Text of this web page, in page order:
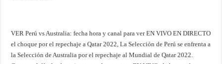
VER Perú vs Australia: fecha hora y canal para ver EN VIVO EN DIRECTO
el choque por el repechaje a Qatar 2022, La Selección de Perú se enfrenta a
la Selección de Australia por el repechaje al Mundial de Qatar 2022.